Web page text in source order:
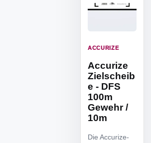
ACCURIZE
Accurize
Zielscheib
e - DFS
100m
Gewehr /
10m
Die Accurize-